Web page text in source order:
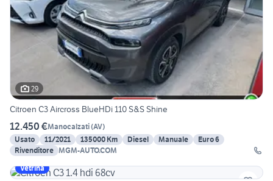
29
Citroen C3 Aircross BlueHDi 110 S&S Shine
12.450 €Manocalzati(AV)
Usato
11/2021 135000 Km Diesel Manuale
Euro 6
Rivenditore MGM-AUTO.COM
Vetrina